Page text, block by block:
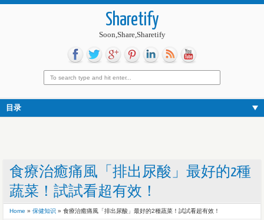
Sharetify
Soon,Share,Sharetify
目录
食療治癒痛風「排出尿酸」最好的2種
蔬菜！試試看超有效！
Home » 保健知识 » 食療治癒痛風「排出尿酸」最好的2種蔬菜！試試看超有效！